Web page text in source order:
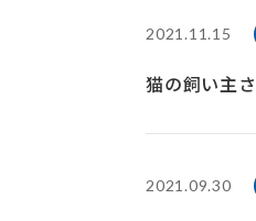
2021.11.15
猫の飼い主
2021.09.30